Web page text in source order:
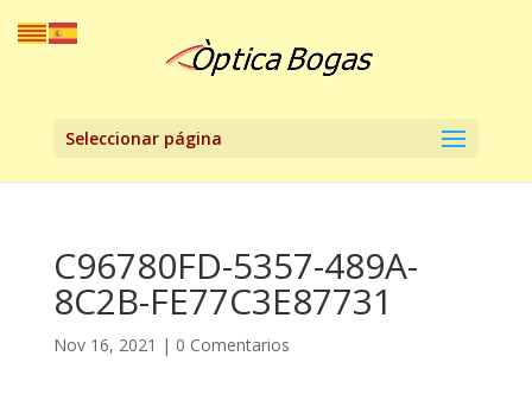
Seleccionar página
C96780FD-5357-489A-
8C2B-FE77C3E87731
Nov 16, 2021 | 0 Comentarios